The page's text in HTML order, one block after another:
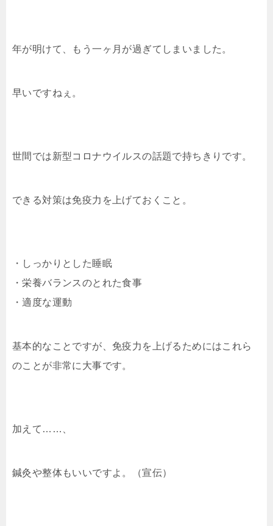
年が明けて、もう一ヶ月が過ぎてしまいました。
早いですねぇ。
世間では新型コロナウイルスの話題で持ちきりです。
できる対策は免疫力を上げておくこと。
・しっかりとした睡眠
・栄養バランスのとれた食事
・適度な運動
基本的なことですが、免疫力を上げるためにはこれら
のことが非常に大事です。
加えて……、
鍼灸や整体もいいですよ。（宣伝）